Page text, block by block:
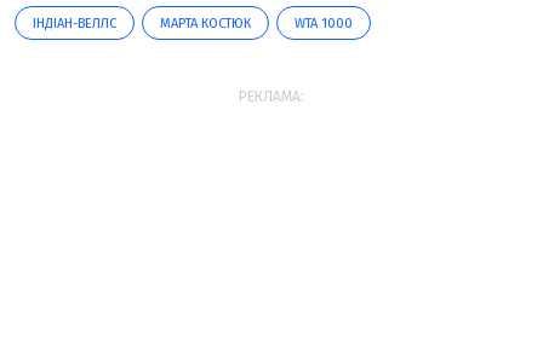
ІНДІАН-ВЕЛЛС МАРТА КОСТЮК WTA 1000
РЕКЛАМА: